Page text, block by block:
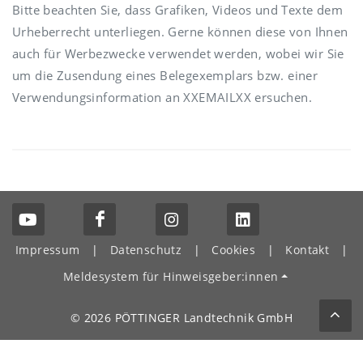
Bitte beachten Sie, dass Grafiken, Videos und Texte dem
Urheberrecht unterliegen. Gerne können diese von Ihnen
auch für Werbezwecke verwendet werden, wobei wir Sie
um die Zusendung eines Belegexemplars bzw. einer
Verwendungsinformation an XXEMAILXX ersuchen.
Impressum | Datenschutz | Cookies | Kontakt
|
Meldesystem für Hinweisgeber:innen
© 2026 PÖTTINGER Landtechnik GmbH